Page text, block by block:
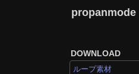
propanmode
DOWNLOAD
ループ素材